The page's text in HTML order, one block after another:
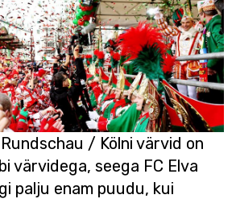
/ Kölni värvid on
värvidega, seega FC Elva
palju enam puudu, kui